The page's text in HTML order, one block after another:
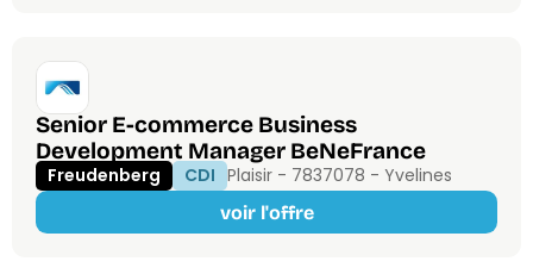
Senior E-commerce Business
Development Manager BeNeFrance
Freudenberg CDI Plaisir - 7837078 - Yvelines
voir l'offre